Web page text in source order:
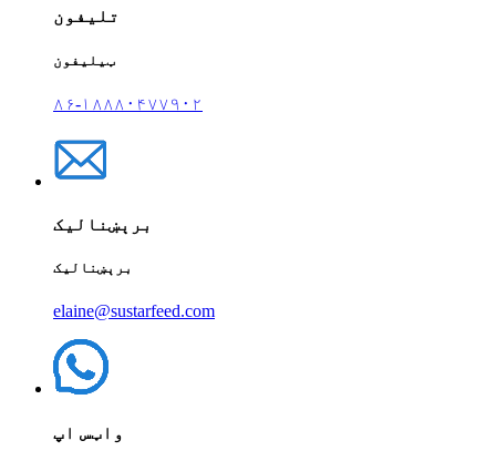
تلیفون
ټیلیفون
۸۶-۱۸۸۸۰۴۷۷۹۰۲
برېښنالیک
برېښنالیک
elaine@sustarfeed.com
واټس اپ